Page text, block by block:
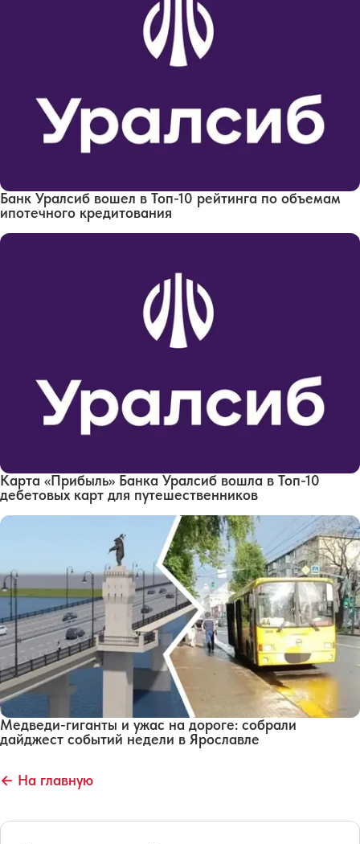
Банк Уралсиб вошел в Топ-10 рейтинга по объемам
ипотечного кредитования
Карта «Прибыль» Банка Уралсиб вошла в Топ-10
дебетовых карт для путешественников
Медведи-гиганты и ужас на дороге: собрали
дайджест событий недели в Ярославле
← На главную